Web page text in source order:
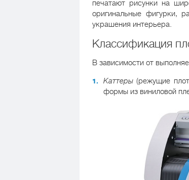
печатают рисунки на
оригинальные фигурки,
украшения интерьера.
Классификация
В зависимости от
Каттеры (режущие
формы из виниловой